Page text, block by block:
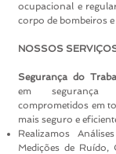
ocupacional e
corpo de bombeiros
NOSSOS
Segurança do
em
comprometidos em
mais seguro e
Realizamos
Medições de Ruído,